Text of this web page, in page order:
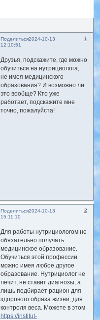
Поделиться 1
2024-10-13
12:10:51
Друзья, подскажите, где можно
обучиться на нутрициолога,
не имея медицинского
образования? И возможно ли
это вообще? Кто уже
работает, подскажите мне
точно, пожалуйста!
Поделиться 2
2024-10-13
15:11:10
Для работы нутрициологом не
обязательно получать
медицинское образование.
Обучиться этой профессии
можно имея любое другое
образование. Нутрициолог не
лечит, не ставит диагнозы, а
лишь подбирает рацион для
здорового образа жизни, для
контроля веса. Можете в этом
https://institut-